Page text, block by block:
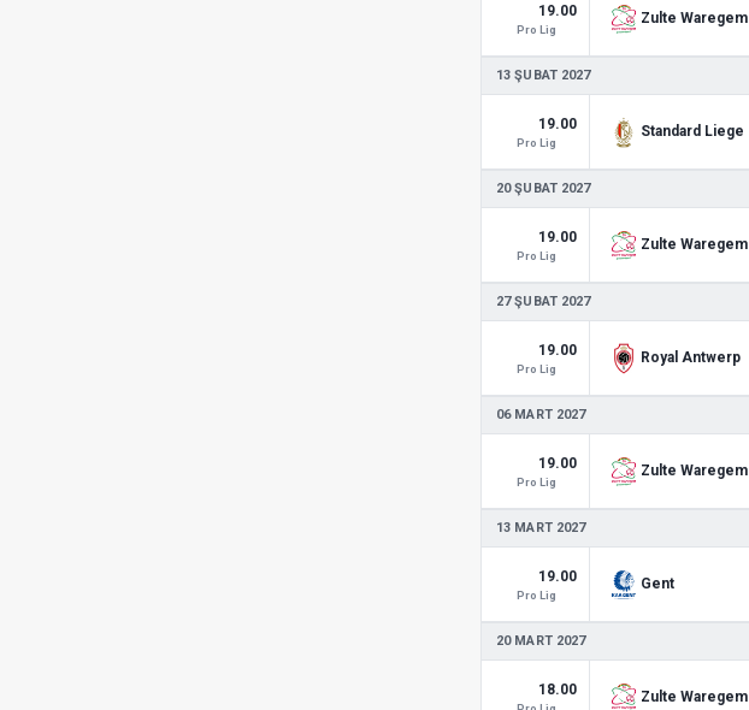
19.00
Pro Lig
Zulte Waregem
13 ŞUBAT 2027
19.00
Pro Lig
Standard Liege
20 ŞUBAT 2027
19.00
Pro Lig
Zulte Waregem
27 ŞUBAT 2027
19.00
Pro Lig
Royal Antwerp
06 MART 2027
19.00
Pro Lig
Zulte Waregem
13 MART 2027
19.00
Pro Lig
Gent
20 MART 2027
18.00 Zulte Waregem